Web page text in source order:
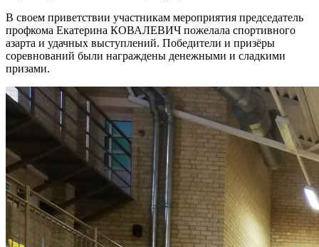
В своем приветствии участникам мероприятия председатель
профкома Екатерина КОВАЛЕВИЧ пожелала спортивного
азарта и удачных выступлений. Победители и призёры
соревнований были награждены денежными и сладкими
призами.